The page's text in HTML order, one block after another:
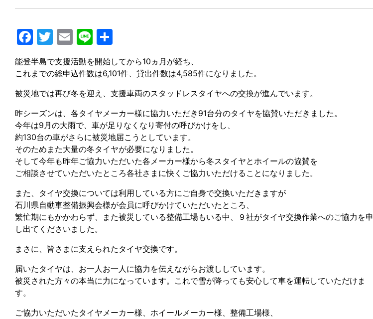
Facebook
Twitter
Email
Line
能登半島で支援活動を開始してから10ヵ月が経ち、
これまでの総申込件数は6,101件、貸出件数は4,585件になりました。
被災地では再び冬を迎え、支援車両のスタッドレスタイヤへの交換が進んでいます。
昨シーズンは、各タイヤメーカー様に協力いただき91台分のタイヤを協賛いただきました。
今年は9月の大雨で、車が足りなくなり寄付の呼びかけをし、
約130台の車がさらに被災地届こうとしています。
そのためまた大量の冬タイヤが必要になりました。
そして今年も昨年ご協力いただいた各メーカー様から冬スタイヤとホイールの協賛を
ご相談させていただいたところ各社さまに快くご協力いただけることになりました。
また、タイヤ交換については利用している方にご自身で交換いただきますが
石川県自動車整備振興会様が会員に呼びかけていただいたところ、
繁忙期にもかかわらず、また被災している整備工場もいる中、９社がタイヤ交換作業へのご協力を申
し出てくださいました。
まさに、皆さまに支えられたタイヤ交換です。
届いたタイヤは、お一人お一人に協力を伝えながらお渡ししています。
被災された方々の本当に力になっています。これで雪が降っても安心して車を運転していただけま
す。
ご協力いただいたタイヤメーカー様、ホイールメーカー様、整備工場様、